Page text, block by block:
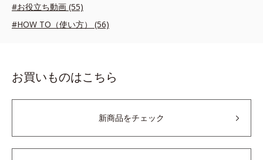
#お役立ち動画 (55)
#HOW TO（使い方） (56)
お買いものはこちら
新商品をチェック